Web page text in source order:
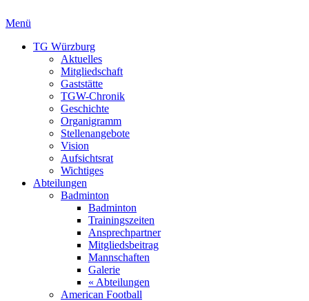
Menü
TG Würzburg
Aktuelles
Mitgliedschaft
Gaststätte
TGW-Chronik
Geschichte
Organigramm
Stellenangebote
Vision
Aufsichtsrat
Wichtiges
Abteilungen
Badminton
Badminton
Trainingszeiten
Ansprechpartner
Mitgliedsbeitrag
Mannschaften
Galerie
« Abteilungen
American Football